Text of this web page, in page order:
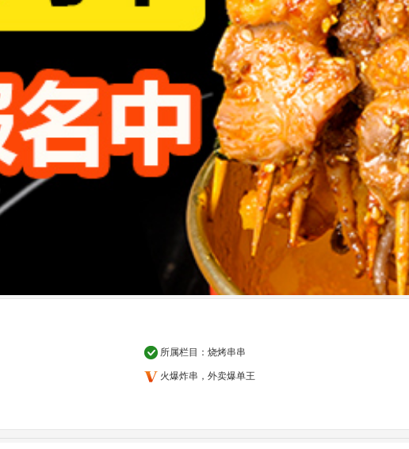
所属栏目： 烧烤串串
火爆炸串，外卖爆单王